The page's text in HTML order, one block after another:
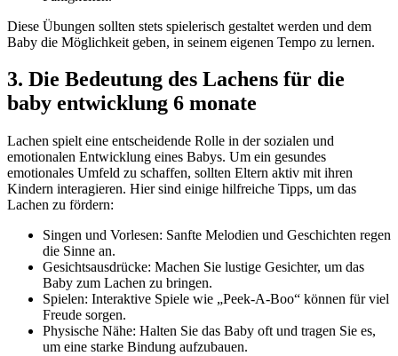
Diese Übungen sollten stets spielerisch gestaltet werden und dem
Baby die Möglichkeit geben, in seinem eigenen Tempo zu lernen.
3. Die Bedeutung des Lachens für die
baby entwicklung 6 monate
Lachen spielt eine entscheidende Rolle in der sozialen und
emotionalen Entwicklung eines Babys. Um ein gesundes
emotionales Umfeld zu schaffen, sollten Eltern aktiv mit ihren
Kindern interagieren. Hier sind einige hilfreiche Tipps, um das
Lachen zu fördern:
Singen und Vorlesen: Sanfte Melodien und Geschichten regen
die Sinne an.
Gesichtsausdrücke: Machen Sie lustige Gesichter, um das
Baby zum Lachen zu bringen.
Spielen: Interaktive Spiele wie „Peek-A-Boo“ können für viel
Freude sorgen.
Physische Nähe: Halten Sie das Baby oft und tragen Sie es,
um eine starke Bindung aufzubauen.